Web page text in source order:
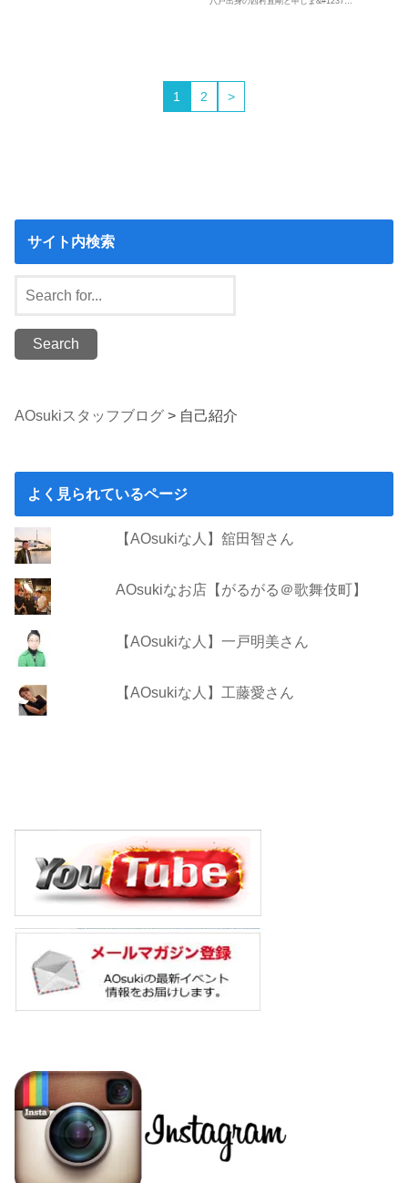
1 2 >
サイト内検索
AOsukiスタッフブログ > 自己紹介
よく見られているページ
【AOsukiな人】舘田智さん
AOsukiなお店【がるがる＠歌舞伎町】
【AOsukiな人】一戸明美さん
【AOsukiな人】工藤愛さん